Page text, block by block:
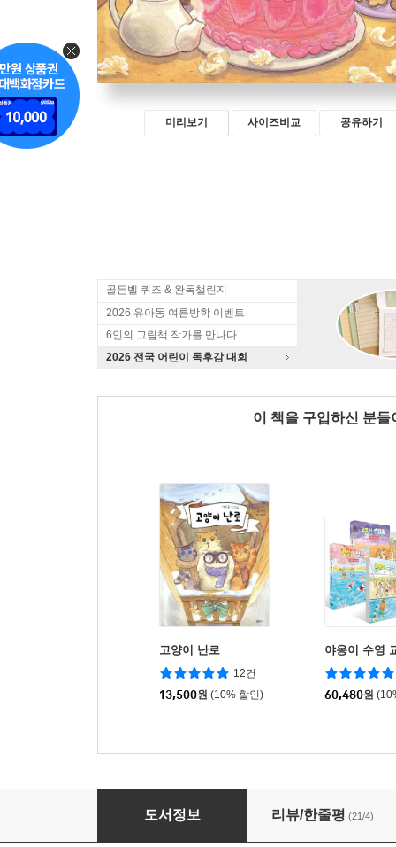
미리보기 사이즈비교 공유하기
골든벨 퀴즈 & 완독챌린지
2026 유아동 여름방학 이벤트
6인의 그림책 작가를 만나다
2026 전국 어린이 독후감 대회
이 책을 구입하신 분
고양이 난로
12건
13,500원 (10% 할인)
야옹이 수영
60,480원
덥수룩 고양이
도서정보 리뷰/한줄평 (21/4)